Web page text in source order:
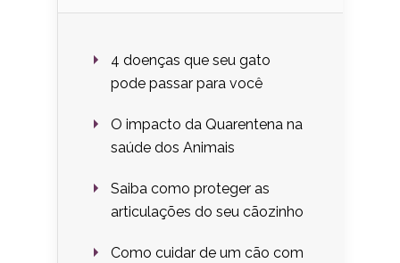
4 doenças que seu gato
pode passar para você
O impacto da Quarentena na
saúde dos Animais
Saiba como proteger as
articulações do seu cãozinho
Como cuidar de um cão com